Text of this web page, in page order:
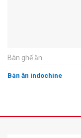
Bàn ghế ăn
Bàn ăn indochine